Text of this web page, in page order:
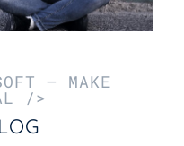
– MAKE
/>